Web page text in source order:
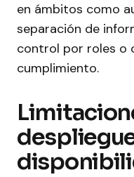
en ámbitos como
separación de
control por roles o
cumplimiento.